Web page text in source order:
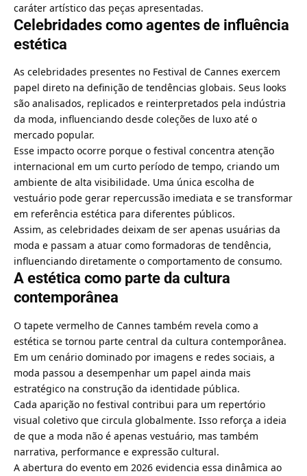
caráter artístico das peças apresentadas.
Celebridades como agentes de influência
estética
As celebridades presentes no Festival de Cannes exercem
papel direto na definição de tendências globais. Seus looks
são analisados, replicados e reinterpretados pela indústria
da moda, influenciando desde coleções de luxo até o
mercado popular.
Esse impacto ocorre porque o festival concentra atenção
internacional em um curto período de tempo, criando um
ambiente de alta visibilidade. Uma única escolha de
vestuário pode gerar repercussão imediata e se transformar
em referência estética para diferentes públicos.
Assim, as celebridades deixam de ser apenas usuárias da
moda e passam a atuar como formadoras de tendência,
influenciando diretamente o comportamento de consumo.
A estética como parte da cultura
contemporânea
O tapete vermelho de Cannes também revela como a
estética se tornou parte central da cultura contemporânea.
Em um cenário dominado por imagens e redes sociais, a
moda passou a desempenhar um papel ainda mais
estratégico na construção da identidade pública.
Cada aparição no festival contribui para um repertório
visual coletivo que circula globalmente. Isso reforça a ideia
de que a moda não é apenas vestuário, mas também
narrativa, performance e expressão cultural.
A abertura do evento em 2026 evidencia essa dinâmica ao